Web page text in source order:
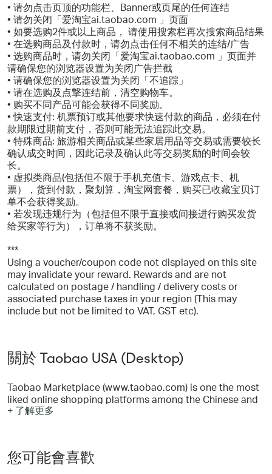
• 请勿点击页顶的功能栏、Banner或页尾的任何连结
• 请勿关闭「爱淘宝ai.taobao.com 」页面
• 如要选购2件或以上商品， 请使用搜索栏再次搜索商品结果
• 在选购商品及付款时，请勿点击任何不相关的连结/广告
• 选购商品时，请勿关闭「爱淘宝ai.taobao.com 」页面并
请确保您的浏览器设置为关闭广告拦截
• 请确保您的浏览器设置为关闭「不追踪」
• 请在选购及点撃连结前，清空购物车。
• 购买不同产品可能会获得不同奖励。
• 快速支付: 机票预订或其他要求快速付款的商品，必须在付
款期限过期前支付，否则可能无法追踪此交易。
• 特殊商品: 旅游相关商品或某些家居用品等交易或需要较长
确认成交时间，因此记录及确认此等交易奖励的时间会较
长。
• 虚拟类商品(包括但不限于手机充值卡、游戏点卡、机
票），货到付款，聚划算，淘宝网套餐，购买已收藏宝贝订
单不会获得奖励。
• 若发现违规行为（包括但不限于直接或间接进行购买发货
给买家等行为），订单将不获奖励。
***
Using a voucher/coupon code not displayed on this site
may invalidate your reward. Rewards and are not
calculated on postage / handling / delivery costs or
associated purchase taxes in your region (This may
include but not be limited to VAT, GST etc).
關於 Taobao USA (Desktop)
Taobao Marketplace (www.taobao.com) is one the most
liked online shopping platforms among the Chinese and
overseas customers looking for wide ranged and good
services ranging from B2C, B2B, group buy, and auction
etc.,featuring hundreds of millions of products and
+ 了解更多
您可能會喜歡